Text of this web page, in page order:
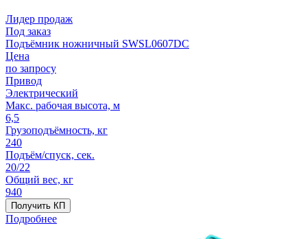
Лидер продаж
Под заказ
Подъёмник ножничный SWSL0607DC
Цена
по запросу
Привод
Электрический
Макс. рабочая высота, м
6,5
Грузоподъёмность, кг
240
Подъём/спуск, сек.
20/22
Общий вес, кг
940
Получить КП
Подробнее